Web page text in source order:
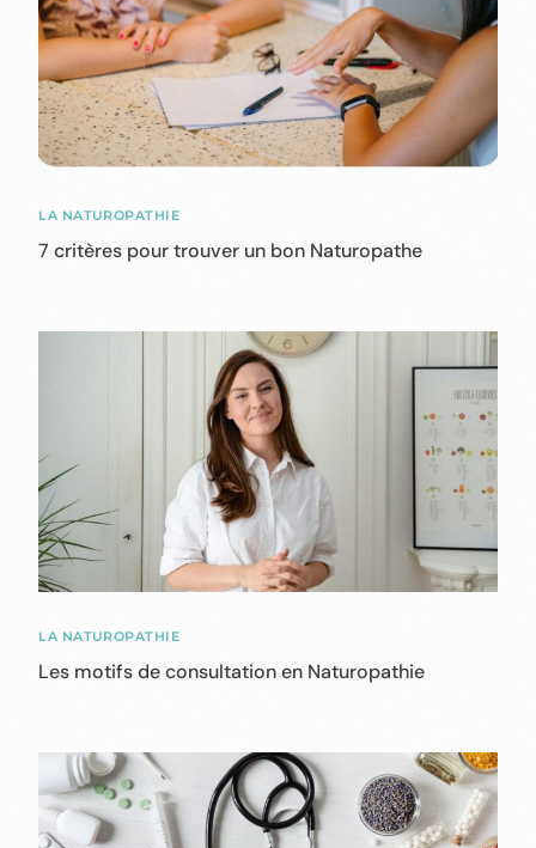
LA NATUROPATHIE
7 critères pour trouver un bon Naturopathe
LA NATUROPATHIE
Les motifs de consultation en Naturopathie